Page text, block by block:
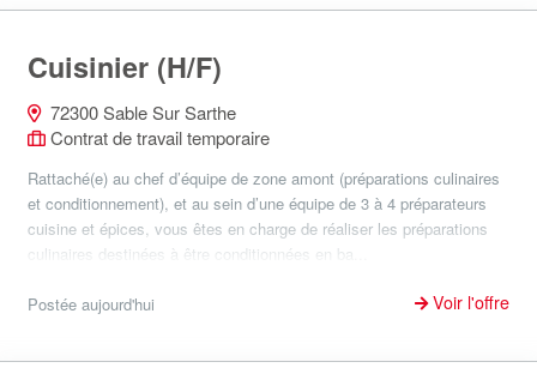
Cuisinier (H/F)
72300 Sable Sur Sarthe
Contrat de travail temporaire
Rattaché(e) au chef d’équipe de zone amont (préparations culinaires
et conditionnement), et au sein d’une équipe de 3 à 4 préparateurs
cuisine et épices, vous êtes en charge de réaliser les préparations
culinaires destinées à être conditionnées en ba...
Postée aujourd'hui Voir l'offre